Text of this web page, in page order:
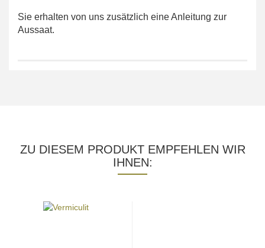
Sie erhalten von uns zusätzlich eine Anleitung zur
Aussaat.
ZU DIESEM PRODUKT EMPFEHLEN WIR
IHNEN: